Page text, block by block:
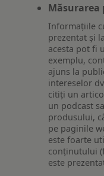
Informațiile
prezentat și
acesta pot fi
exemplu,
ajuns la
intereselor
citiți un
un podcast
produsului,
pe paginile
este foarte
conținutului
este